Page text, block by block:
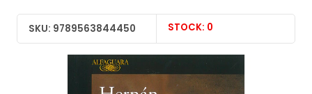
SKU: 9789563844450 STOCK: 0